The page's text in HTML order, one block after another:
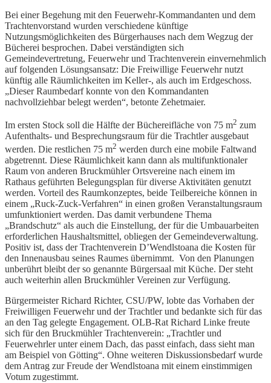
Bei einer Begehung mit den Feuerwehr-Kommandanten und dem
Trachtenvorstand wurden verschiedene künftige
Nutzungsmöglichkeiten des Bürgerhauses nach dem Wegzug der
Bücherei besprochen. Dabei verständigten sich
Gemeindevertretung, Feuerwehr und Trachtenverein einvernehmlich
auf folgenden Lösungsansatz: Die Freiwillige Feuerwehr nutzt
künftig alle Räumlichkeiten im Keller-, als auch im Erdgeschoss.
„Dieser Raumbedarf konnte von den Kommandanten
nachvollziehbar belegt werden“, betonte Zehetmaier.
Im ersten Stock soll die Hälfte der Büchereifläche von 75 m2 zum
Aufenthalts- und Besprechungsraum für die Trachtler ausgebaut
werden. Die restlichen 75 m2 werden durch eine mobile Faltwand
abgetrennt. Diese Räumlichkeit kann dann als multifunktionaler
Raum von anderen Bruckmühler Ortsvereine nach einem im
Rathaus geführten Belegungsplan für diverse Aktivitäten genutzt
werden. Vorteil des Raumkonzeptes, beide Teilbereiche können in
einem „Ruck-Zuck-Verfahren“ in einen großen Veranstaltungsraum
umfunktioniert werden. Das damit verbundene Thema
„Brandschutz“ als auch die Einstellung, der für die Umbauarbeiten
erforderlichen Haushaltsmittel, obliegen der Gemeindeverwaltung.
Positiv ist, dass der Trachtenverein D’Wendlstoana die Kosten für
den Innenausbau seines Raumes übernimmt. Von den Planungen
unberührt bleibt der so genannte Bürgersaal mit Küche. Der steht
auch weiterhin allen Bruckmühler Vereinen zur Verfügung.
Bürgermeister Richard Richter, CSU/PW, lobte das Vorhaben der
Freiwilligen Feuerwehr und der Trachtler und bedankte sich für das
an den Tag gelegte Engagement. OLB-Rat Richard Linke freute
sich für den Bruckmühler Trachtenverein: „Trachtler und
Feuerwehrler unter einem Dach, das passt einfach, dass sieht man
am Beispiel von Götting“. Ohne weiteren Diskussionsbedarf wurde
dem Antrag zur Freude der Wendlstoana mit einem einstimmigen
Votum zugestimmt.